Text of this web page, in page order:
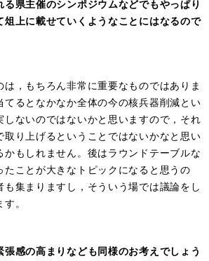
る県主催のシンポジウムなどでもやっぱり
俎上に載せていくようなことにはなるので
，もちろん非常に重要なものではありま
てるとなかなか全体の今の核兵器削減とい
しないのではないかと思いますので，それ
取り上げるということではないかなと思い
かもしれません。後はラウンドテーブルな
たことが大きなトピックになると思うの
も集まりますし，そういう場では議論をし
。
感の高まりなども同様のお考えでしょう